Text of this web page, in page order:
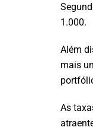
1.000.
Além
mais
As